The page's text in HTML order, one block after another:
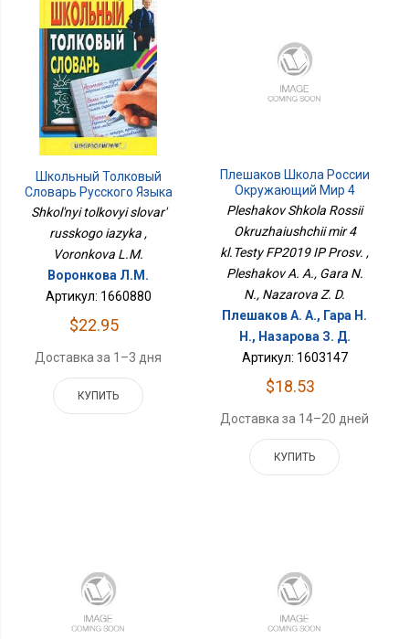
Школьный Толковый
Словарь Русского Языка
Shkol'nyi tolkovyi slovar'
russkogo iazyka ,
Voronkova L.M.
Воронкова Л.М.
Артикул: 1660880
$22.95
Доставка за 1–3 дня
КУПИТЬ
Плешаков Школа России
Окружающий Мир 4
Кл.Тесты ФП2019 ИП
Pleshakov Shkola Rossii
Okruzhaiushchii mir 4
kl.Testy FP2019 IP Prosv. ,
Pleshakov A. A., Gara N.
N., Nazarova Z. D.
Плешаков А. А., Гара Н.
Н., Назарова З. Д.
Артикул: 1603147
$18.53
Доставка за 14–20 дней
КУПИТЬ